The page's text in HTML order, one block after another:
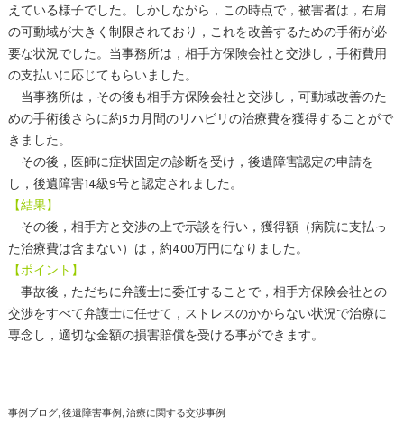
えている様子でした。しかしながら，この時点で，被害者は，右肩
の可動域が大きく制限されており，これを改善するための手術が必
要な状況でした。当事務所は，相手方保険会社と交渉し，手術費用
の支払いに応じてもらいました。
当事務所は，その後も相手方保険会社と交渉し，可動域改善のた
めの手術後さらに約5カ月間のリハビリの治療費を獲得することがで
きました。
その後，医師に症状固定の診断を受け，後遺障害認定の申請を
し，後遺障害14級9号と認定されました。
【結果】
その後，相手方と交渉の上で示談を行い，獲得額（病院に支払っ
た治療費は含まない）は，約400万円になりました。
【ポイント】
事故後，ただちに弁護士に委任することで，相手方保険会社との
交渉をすべて弁護士に任せて，ストレスのかからない状況で治療に
専念し，適切な金額の損害賠償を受ける事ができます。
事例ブログ 後遺障害事例 治療に関する交渉事例